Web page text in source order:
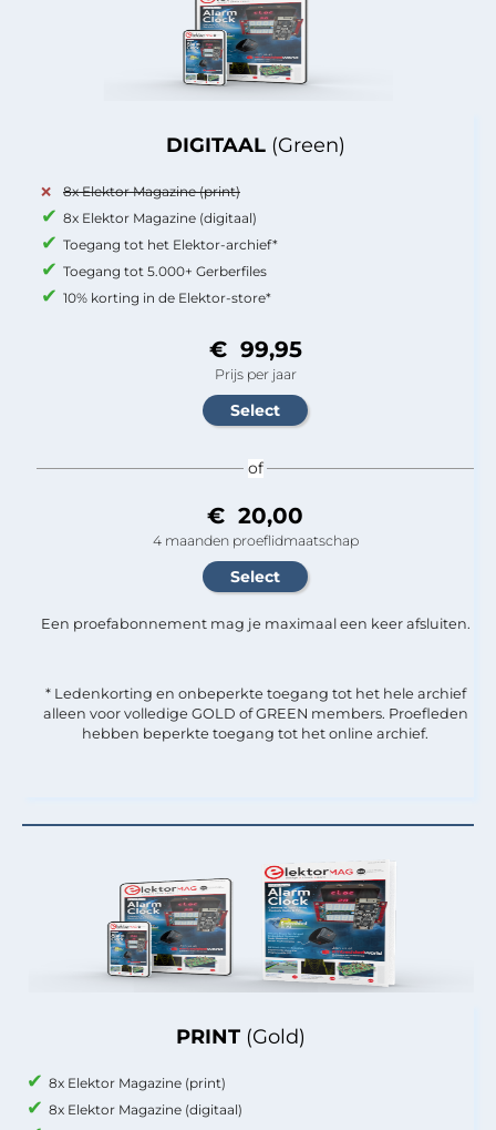
PRINT (Gold)
8x Elektor Magazine (print)
8x Elektor Magazine (digitaal)
DIGITAAL (Green)
8x Elektor Magazine (print)
8x Elektor Magazine (digitaal)
Toegang tot het Elektor-archief*
Toegang tot 5.000+ Gerberfiles
10% korting in de Elektor-store*
€ 99,95
Prijs per jaar
of
€ 20,00
4 maanden proeflidmaatschap
Een proefabonnement mag je maximaal een keer afsluiten.
* Ledenkorting en onbeperkte toegang tot het hele archief
alleen voor volledige GOLD of GREEN members. Proefleden
hebben beperkte toegang tot het online archief.